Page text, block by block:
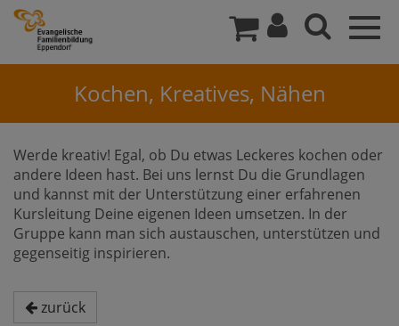
Kochen, Kreatives, Nähen
Werde kreativ! Egal, ob Du etwas Leckeres kochen oder
andere Ideen hast. Bei uns lernst Du die Grundlagen
und kannst mit der Unterstützung einer erfahrenen
Kursleitung Deine eigenen Ideen umsetzen. In der
Gruppe kann man sich austauschen, unterstützen und
gegenseitig inspirieren.
zurück